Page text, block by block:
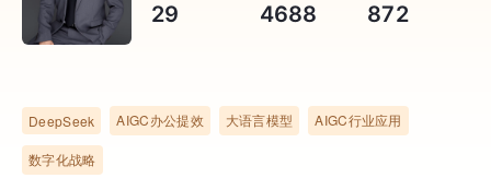
出海业务到底要落地哪些国家才合适？国别文化与
企业正处于快速成长期，但员工能力跟不上发展？
8000门课程解决成长型企业所有岗位技能差距
29 4688 872
DeepSeek AIGC办公提效 大语言模型 AIGC行业应用
数字化战略